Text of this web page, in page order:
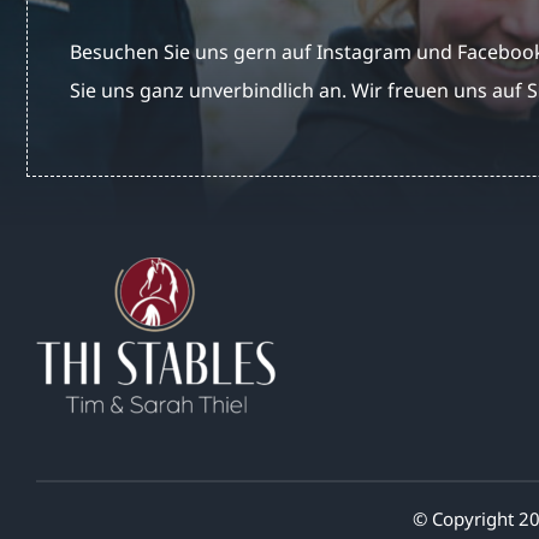
Besuchen Sie uns gern auf Instagram und
Sie uns ganz unverbindlich an. Wir freuen uns auf
© Copyright